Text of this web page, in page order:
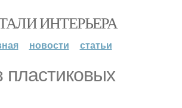
ИНТЕРЬЕРА
новости статьи
пластиковых